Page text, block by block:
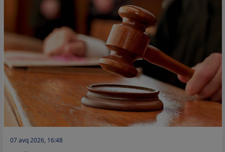
07 avq 2026, 16:48